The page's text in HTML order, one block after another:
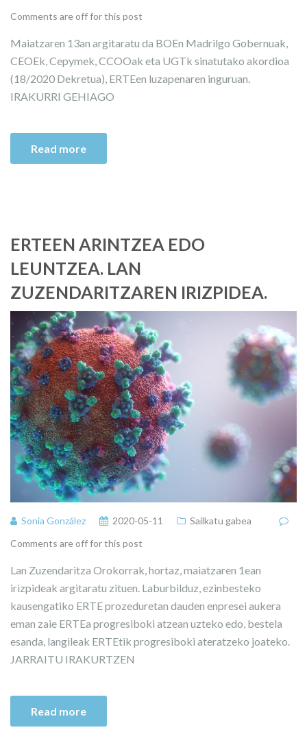
Comments are off for this post
Maiatzaren 13an argitaratu da BOEn Madrilgo Gobernuak,
CEOEk, Cepymek, CCOOak eta UGTk sinatutako akordioa
(18/2020 Dekretua), ERTEen luzapenaren inguruan.
IRAKURRI GEHIAGO
Read more
ERTEEN ARINTZEA EDO
LEUNTZEA. LAN
ZUZENDARITZAREN IRIZPIDEA.
Sonia González 2020-05-11
Sailkatu gabea
Comments are off for this post
Lan Zuzendaritza Orokorrak, hortaz, maiatzaren 1ean
irizpideak argitaratu zituen. Laburbilduz, ezinbesteko
kausengatiko ERTE prozeduretan dauden enpresei aukera
eman zaie ERTEa progresiboki atzean uzteko edo, bestela
esanda, langileak ERTEtik progresiboki ateratzeko joateko.
JARRAITU IRAKURTZEN
Read more